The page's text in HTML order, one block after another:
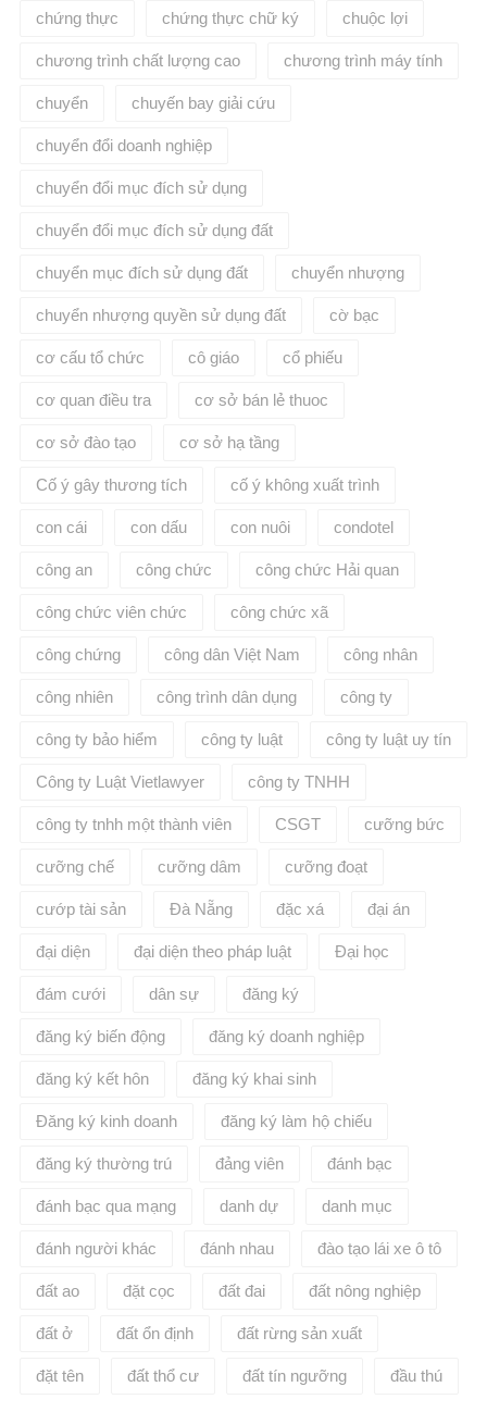
chứng thực chứng thực chữ ký chuộc lợi
chương trình chất lượng cao chương trình máy tính
chuyển chuyến bay giải cứu
chuyển đổi doanh nghiệp
chuyển đổi mục đích sử dụng
chuyển đổi mục đích sử dụng đất
chuyển mục đích sử dụng đất chuyển nhượng
chuyển nhượng quyền sử dụng đất cờ bạc
cơ cấu tổ chức cô giáo cổ phiếu
cơ quan điều tra cơ sở bán lẻ thuoc
cơ sở đào tạo cơ sở hạ tầng
Cố ý gây thương tích cố ý không xuất trình
con cái con dấu con nuôi condotel
công an công chức công chức Hải quan
công chức viên chức công chức xã
công chứng công dân Việt Nam công nhân
công nhiên công trình dân dụng công ty
công ty bảo hiểm công ty luật công ty luật uy tín
Công ty Luật Vietlawyer công ty TNHH
công ty tnhh một thành viên CSGT cưỡng bức
cưỡng chế cưỡng dâm cưỡng đoạt
cướp tài sản Đà Nẵng đặc xá đại án
đại diện đại diện theo pháp luật Đại học
đám cưới dân sự đăng ký
đăng ký biến động đăng ký doanh nghiệp
đăng ký kết hôn đăng ký khai sinh
Đăng ký kinh doanh đăng ký làm hộ chiếu
đăng ký thường trú đảng viên đánh bạc
đánh bạc qua mạng danh dự danh mục
đánh người khác đánh nhau đào tạo lái xe ô tô
đất ao đặt cọc đất đai đất nông nghiệp
đất ở đất ổn định đất rừng sản xuất
đặt tên đất thổ cư đất tín ngưỡng đầu thú